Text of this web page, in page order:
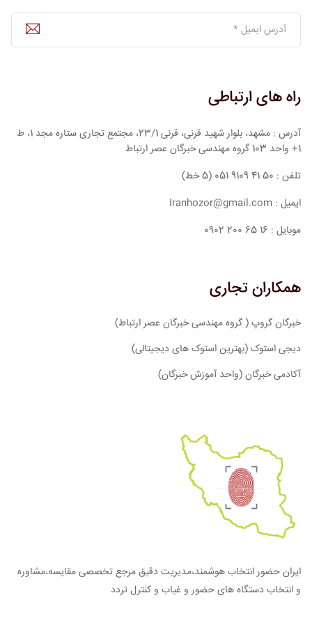
راه های ارتباطی
آدرس : مشهد، بلوار شهید قرنی، قرنی 23/1، مجتمع تجاری ستاره مجد 1، ط
1+ واحد 103 گروه مهندسی خبرگان عصر ارتباط
تلفن : 50 41 9109 051 (5 خط)
ایمیل : Iranhozor@gmail.com
موبایل : 16 65 200 0902
همکاران تجاری
خبرگان گروپ ( گروه مهندسی خبرگان عصر ارتباط)
دیجی استوک (بهترین استوک های دیجیتالی)
آکادمی خبرگان (واحد آموزش خبرگان)
ایران حضور انتخاب هوشمند،مدیریت دقیق مرجع تخصصی مقایسه،مشاوره
و انتخاب دستگاه های حضور و غیاب و کنترل تردد